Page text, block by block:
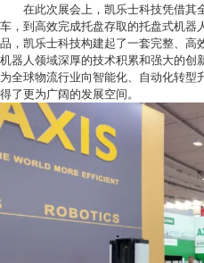
在此次展会上，凯乐士科技凭借其
车，到高效完成托盘存取的托盘式机器
品，凯乐士科技构建起了一套完整、高
机器人领域深厚的技术积累和强大的创
为全球物流行业向智能化、自动化转
得了更为广阔的发展空间。